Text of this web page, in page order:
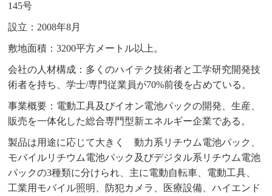
145号
設立：2008年8月
敷地面積：3200平方メートル以上。
会社の人材構成：多くのハイテク技術者と工学研究開発技
術者を持ち、学士/専門従業員が70%前後を占めている。
事業概要：電動工具及びイオン電池パックの開発、生産、
販売を一体化した総合専門型新エネルギー企業である。
製品は用途に応じて大きく 動力系リチウム電池パック、
モバイルリチウム電池パック及びデジタル系リチウム電池
パックの3種類に分けられ、主に電動自転車、電動工具、
工業用モバイル照明、防犯カメラ、医療設備、ハイエンド